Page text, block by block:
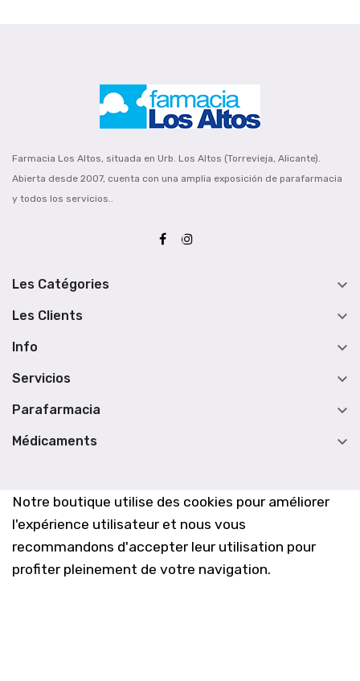
Notre boutique utilise des cookies pour améliorer
l'expérience utilisateur et nous vous
recommandons d'accepter leur utilisation pour
profiter pleinement de votre navigation.
Farmacia Los Altos, situada en Urb. Los Altos (Torrevieja, Alicante).
Abierta desde 2007, cuenta con una amplia exposición de parafarmacia
y todos los servicios..
Les Catégories 
Les Clients 
Info 
Servicios 
Parafarmacia 
Médicaments 